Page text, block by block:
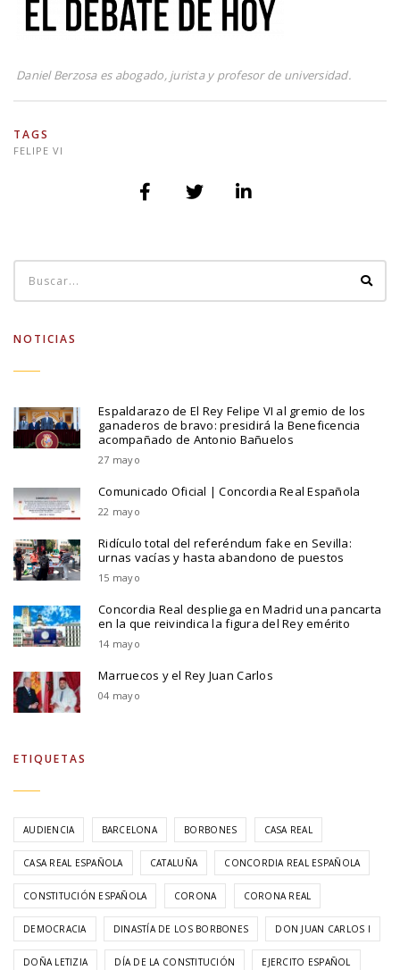
Daniel Berzosa es abogado, jurista y profesor de universidad.
TAGS
FELIPE VI
NOTICIAS
Espaldarazo de El Rey Felipe VI al gremio de los
ganaderos de bravo: presidirá la Beneficencia
acompañado de Antonio Bañuelos
27 mayo
Comunicado Oficial | Concordia Real Española
22 mayo
Ridículo total del referéndum fake en Sevilla:
urnas vacías y hasta abandono de puestos
15 mayo
Concordia Real despliega en Madrid una pancarta
en la que reivindica la figura del Rey emérito
14 mayo
Marruecos y el Rey Juan Carlos
04 mayo
ETIQUETAS
AUDIENCIA BARCELONA BORBONES CASA REAL
CASA REAL ESPAÑOLA CATALUÑA CONCORDIA REAL ESPAÑOLA
CONSTITUCIÓN ESPAÑOLA CORONA CORONA REAL
DEMOCRACIA DINASTÍA DE LOS BORBONES DON JUAN CARLOS I
DOÑA LETIZIA DÍA DE LA CONSTITUCIÓN EJERCITO ESPAÑOL